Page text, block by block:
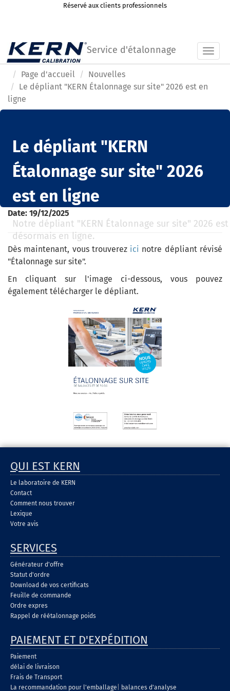
Réservé aux clients professionnels
Service d'étalonnage
Page d'accueil
Nouvelles
Le dépliant "KERN Étalonnage sur site" 2026 est en
ligne
Le dépliant "KERN
Étalonnage sur site" 2026
est en ligne
Notre dépliant "KERN Étalonnage sur site" 2026 est
désormais en ligne.
Date: 19/12/2025
Dès maintenant, vous trouverez ici notre dépliant révisé
"Étalonnage sur site".
En cliquant sur l'image ci-dessous, vous pouvez
également télécharger le dépliant.
QUI EST KERN
Le laboratoire de KERN
Contact
Comment nous trouver
Lexique
Votre avis
SERVICES
Générateur d'offre
Statut d'ordre
Download de vos certificats
Feuille de commande
Ordre expres
Rappel de réétalonnage poids
PAIEMENT ET D'EXPÉDITION
Paiement
délai de livraison
Frais de Transport
La recommandation pour l'emballage
balances d'analyse